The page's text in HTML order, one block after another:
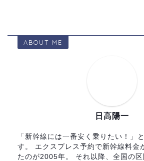
ABOUT ME
日高陽一
「新幹線には一番安く乗りたい！」
す。 エクスプレス予約で新幹線料金
たのが2005年。 それ以降、全国の